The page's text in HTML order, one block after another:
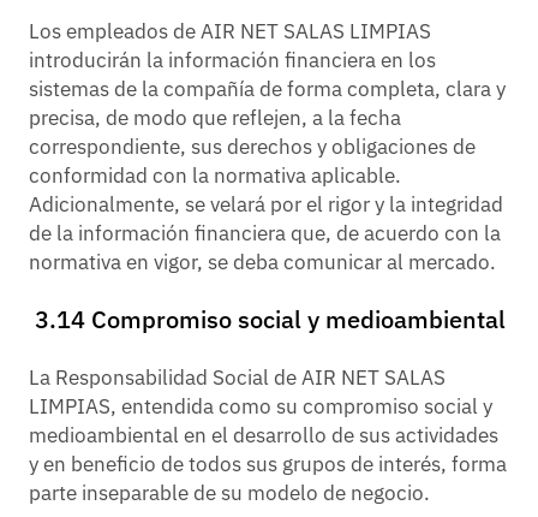
Los empleados de AIR NET SALAS LIMPIAS
introducirán la información financiera en los
sistemas de la compañía de forma completa, clara y
precisa, de modo que reflejen, a la fecha
correspondiente, sus derechos y obligaciones de
conformidad con la normativa aplicable.
Adicionalmente, se velará por el rigor y la integridad
de la información financiera que, de acuerdo con la
normativa en vigor, se deba comunicar al mercado.
3.14 Compromiso social y medioambiental
La Responsabilidad Social de AIR NET SALAS
LIMPIAS, entendida como su compromiso social y
medioambiental en el desarrollo de sus actividades
y en beneficio de todos sus grupos de interés, forma
parte inseparable de su modelo de negocio.